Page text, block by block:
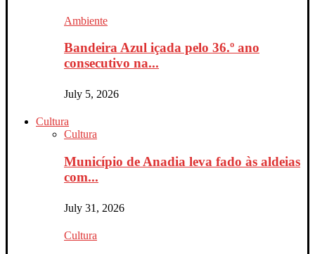
Ambiente
Bandeira Azul içada pelo 36.º ano
consecutivo na...
July 5, 2026
Cultura
Cultura
Município de Anadia leva fado às aldeias
com...
July 31, 2026
Cultura